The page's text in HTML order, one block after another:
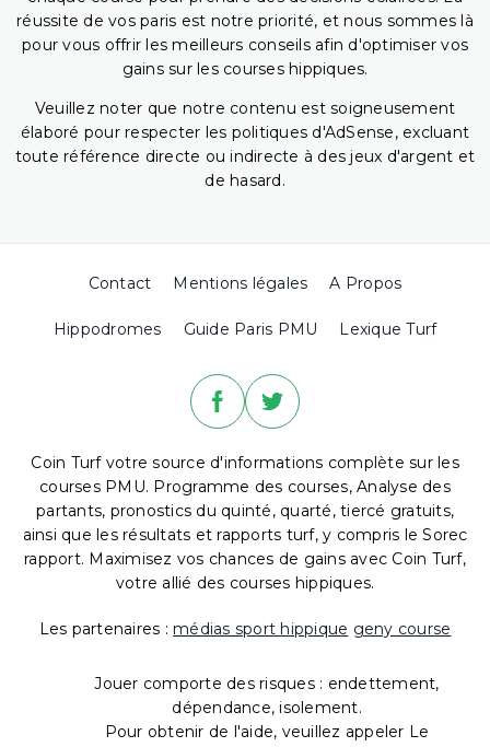
réussite de vos paris est notre priorité, et nous sommes là
pour vous offrir les meilleurs conseils afin d'optimiser vos
gains sur les courses hippiques.
Veuillez noter que notre contenu est soigneusement
élaboré pour respecter les politiques d'AdSense, excluant
toute référence directe ou indirecte à des jeux d'argent et
de hasard.
Contact Mentions légales A Propos
Hippodromes Guide Paris PMU Lexique Turf
Coin Turf votre source d'informations complète sur les
courses PMU. Programme des courses, Analyse des
partants, pronostics du quinté, quarté, tiercé gratuits,
ainsi que les résultats et rapports turf, y compris le Sorec
rapport. Maximisez vos chances de gains avec Coin Turf,
votre allié des courses hippiques.
Les partenaires : médias sport hippique geny course
Jouer comporte des risques : endettement,
dépendance, isolement.
Pour obtenir de l'aide, veuillez appeler Le